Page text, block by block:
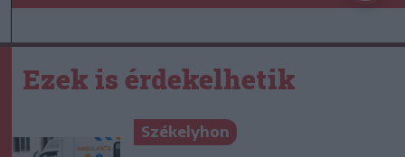
Ezek is érdekelhetik
Székelyhon